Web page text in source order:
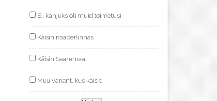
Ei, kahjuks oli muid toimetusi
Käisin naaberlinnas
Käisin Saaremaal
Muu variant, kus käisid